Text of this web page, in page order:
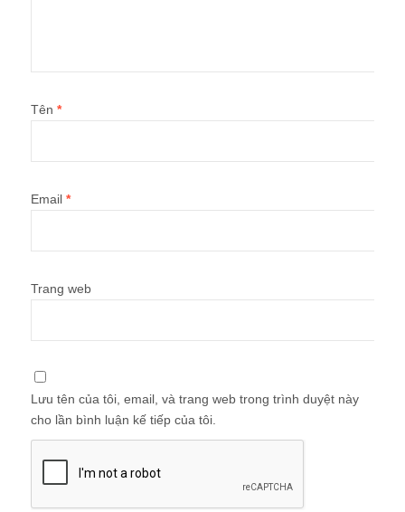
Tên *
Email *
Trang web
Lưu tên của tôi, email, và trang web trong trình duyệt này
cho lần bình luận kế tiếp của tôi.